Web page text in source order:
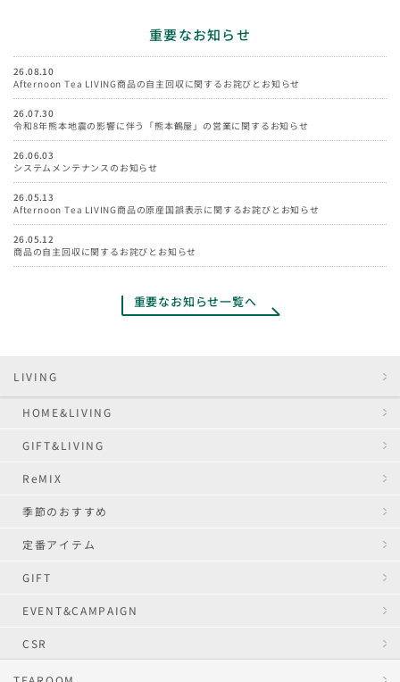
重要なお知らせ
26.08.10
Afternoon Tea LIVING商品の自主回収に関するお詫びとお知らせ
26.07.30
令和8年熊本地震の影響に伴う「熊本鶴屋」の営業に関するお知らせ
26.06.03
システムメンテナンスのお知らせ
26.05.13
Afternoon Tea LIVING商品の原産国誤表示に関するお詫びとお知らせ
26.05.12
商品の自主回収に関するお詫びとお知らせ
重要なお知らせ一覧へ
LIVING
HOME&LIVING
GIFT&LIVING
ReMIX
季節のおすすめ
定番アイテム
GIFT
EVENT&CAMPAIGN
CSR